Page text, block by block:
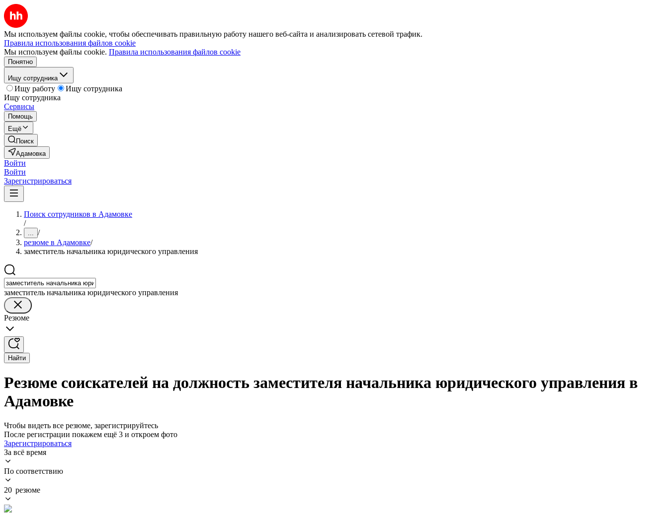
Мы используем файлы cookie, чтобы обеспечивать правильную работу нашего веб-сайта и анализировать сетевой трафик.
Правила использования файлов cookie
Мы используем файлы cookie. Правила использования файлов cookie
Понятно
Ищу сотрудника
Ищу работу
Ищу сотрудника
Ищу сотрудника
Сервисы
Помощь
Ещё
Поиск
Адамовка
Войти
Войти
Зарегистрироваться
Поиск сотрудников в Адамовке
/
... /
резюме в Адамовке/
заместитель начальника юридического управления
заместитель начальника юридического управления
Резюме
Найти
Резюме соискателей на должность заместителя начальника юридического управления в
Адамовке
Чтобы видеть все резюме, зарегистрируйтесь
После регистрации покажем ещё 3 и откроем фото
Зарегистрироваться
За всё время
По соответствию
20 резюме